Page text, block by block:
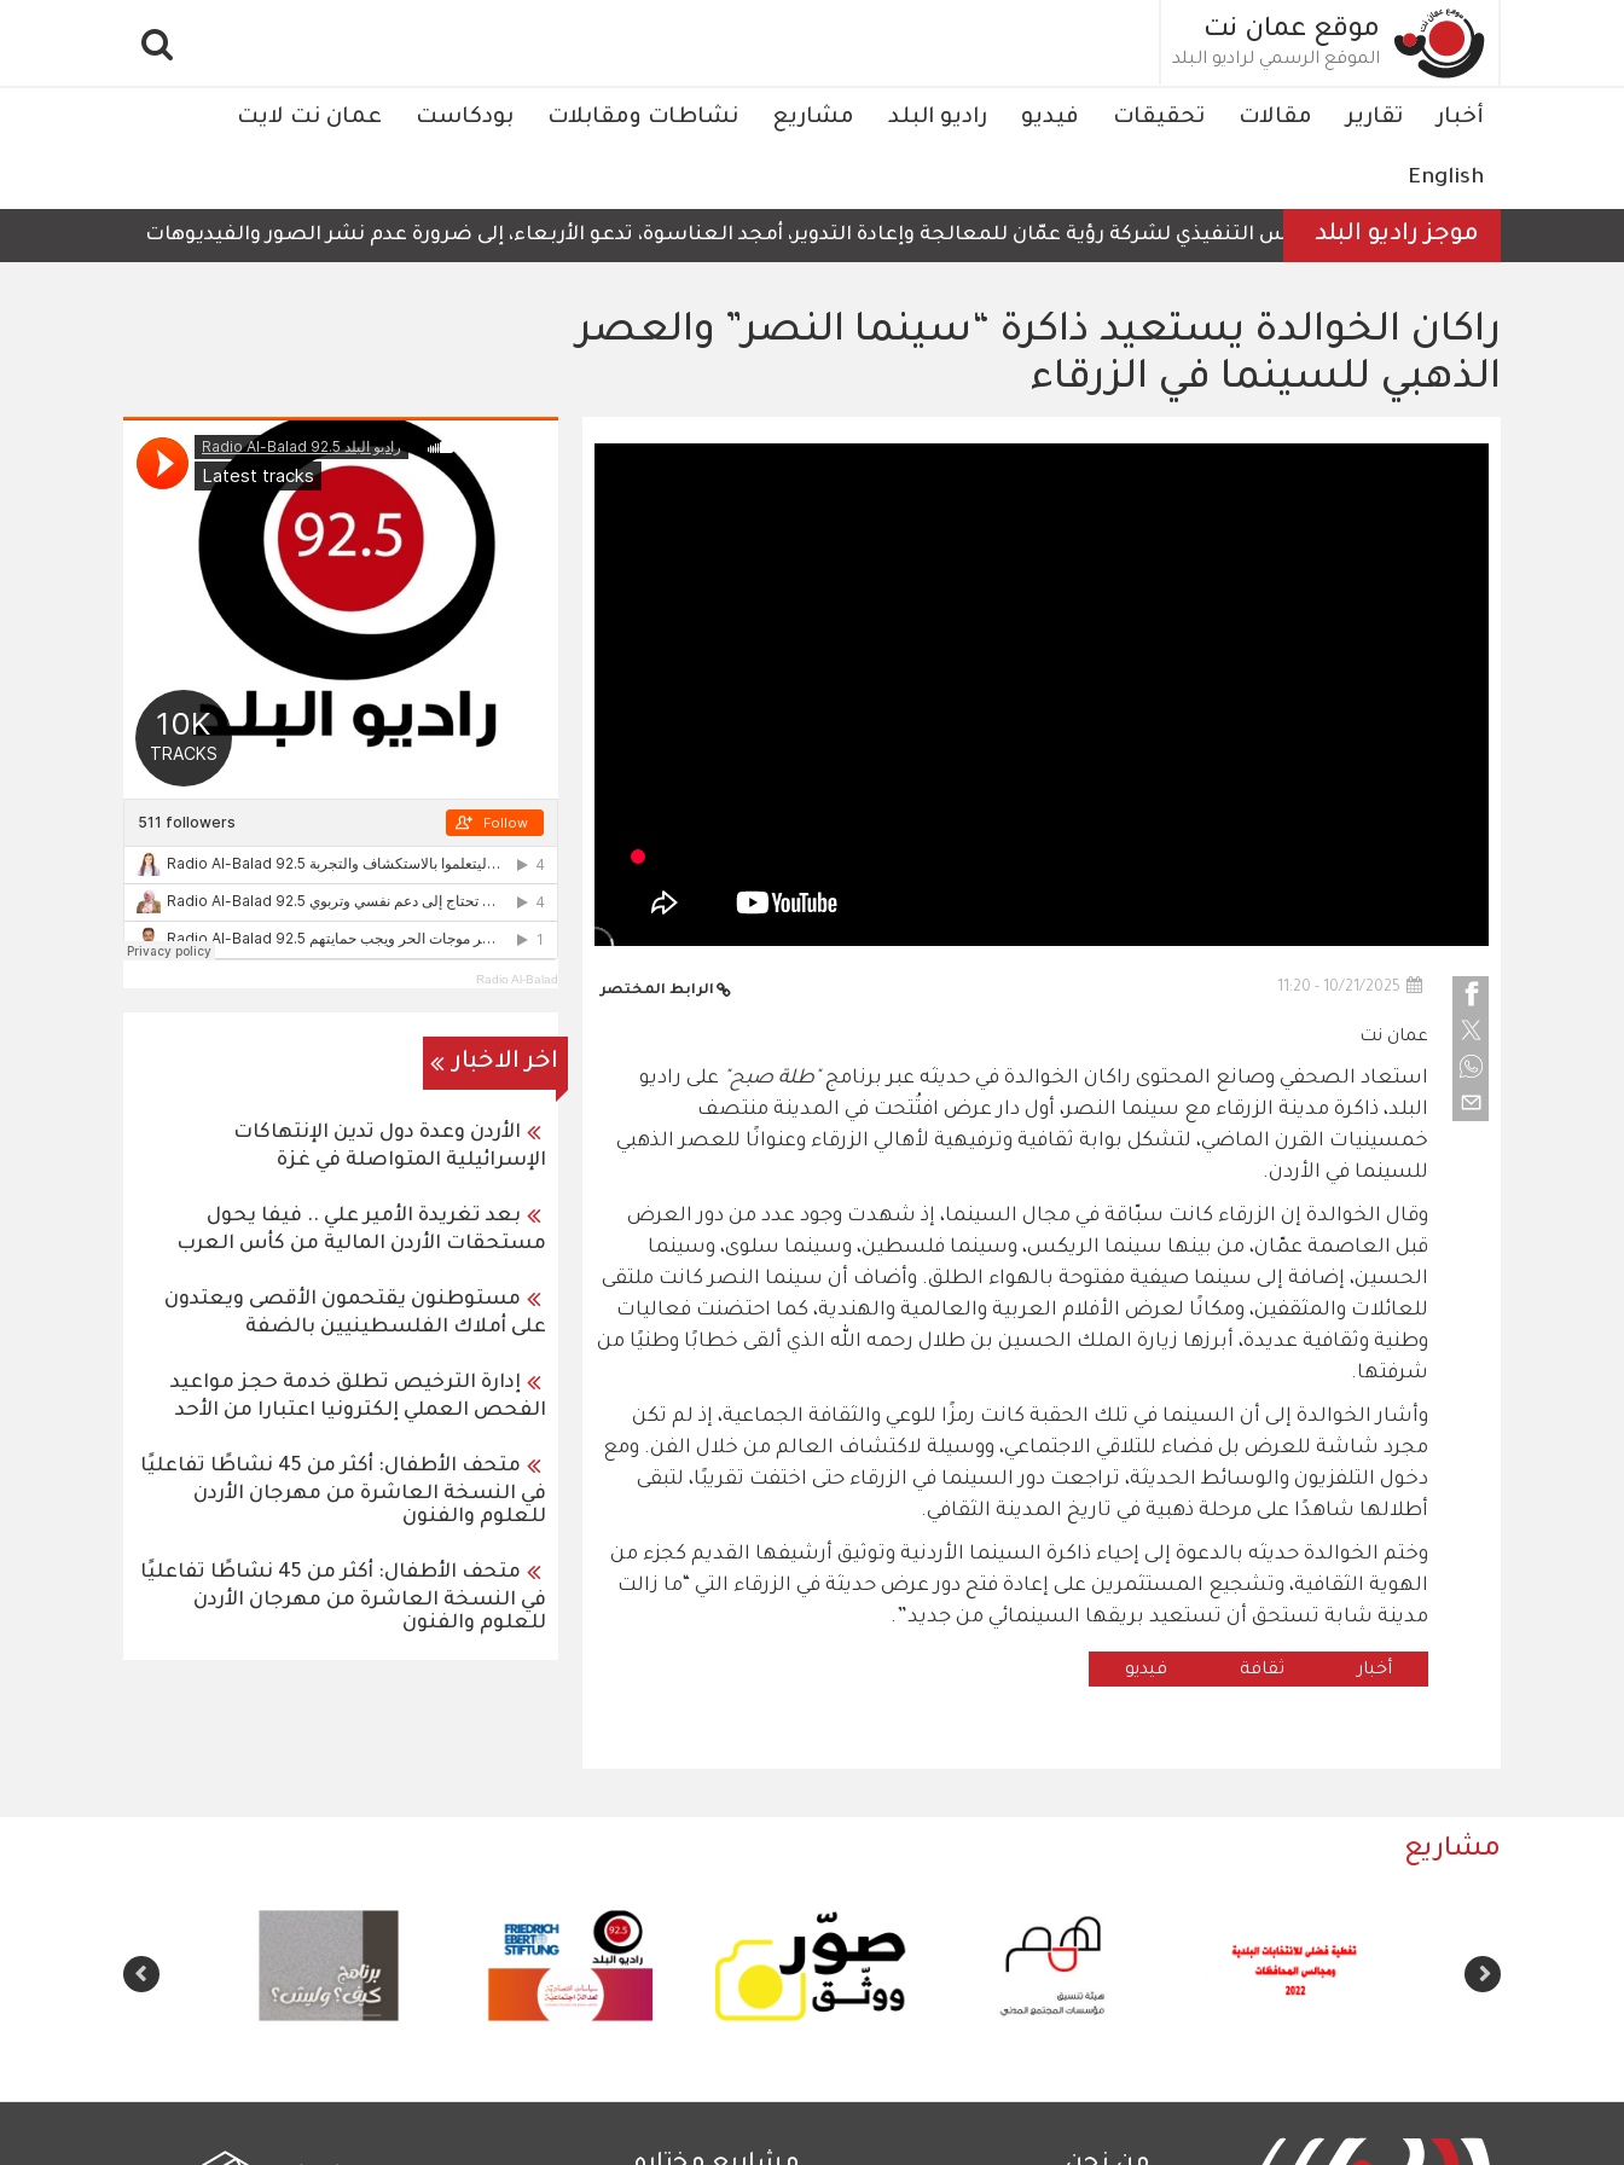
موقع عمان نت
الموقع الرسمي لراديو البلد
Main
أخبار تقارير مقالات تحقيقات فيديو راديو البلد مشاريع نشاطات ومقابلات بودكاست عمان نت لايت
English
موجز راديو البلدالرئيس التنفيذي لشركة رؤية عمّان للمعالجة وإعادة التدوير، أمجد العناسوة، تدعو الأربعاء، إلى ضرورة عدم نشر الصور والفيديوهات التي لا تحتوي
راكان الخوالدة يستعيد ذاكرة “سينما النصر” والعصر
الذهبي للسينما في الزرقاء
10/21/2025 - 11:20 الرابط المختصر
عمان نت
استعاد الصحفي وصانع المحتوى راكان الخوالدة في حديثه عبر برنامج"طلة صبح" على راديو
البلد، ذاكرة مدينة الزرقاء مع سينما النصر، أول دار عرض افتُتحت في المدينة منتصف
خمسينيات القرن الماضي، لتشكل بوابة ثقافية وترفيهية لأهالي الزرقاء وعنوانًا للعصر الذهبي
للسينما في الأردن.
وقال الخوالدة إن الزرقاء كانت سبّاقة في مجال السينما، إذ شهدت وجود عدد من دور العرض
قبل العاصمة عمّان، من بينها سينما الريكس، وسينما فلسطين، وسينما سلوى، وسينما
الحسين، إضافة إلى سينما صيفية مفتوحة بالهواء الطلق. وأضاف أن سينما النصر كانت ملتقى
للعائلات والمثقفين، ومكانًا لعرض الأفلام العربية والعالمية والهندية، كما احتضنت فعاليات
وطنية وثقافية عديدة، أبرزها زيارة الملك الحسين بن طلال رحمه الله الذي ألقى خطابًا وطنيًا من
شرفتها.
وأشار الخوالدة إلى أن السينما في تلك الحقبة كانت رمزًا للوعي والثقافة الجماعية، إذ لم تكن
مجرد شاشة للعرض بل فضاء للتلاقي الاجتماعي، ووسيلة لاكتشاف العالم من خلال الفن. ومع
دخول التلفزيون والوسائط الحديثة، تراجعت دور السينما في الزرقاء حتى اختفت تقريبًا، لتبقى
أطلالها شاهدًا على مرحلة ذهبية في تاريخ المدينة الثقافي.
وختم الخوالدة حديثه بالدعوة إلى إحياء ذاكرة السينما الأردنية وتوثيق أرشيفها القديم كجزء من
الهوية الثقافية، وتشجيع المستثمرين على إعادة فتح دور عرض حديثة في الزرقاء التي “ما زالت
مدينة شابة تستحق أن تستعيد بريقها السينمائي من جديد”.
أخبار ثقافة فيديو
Radio Al-Balad
اخر الاخبار
الأردن وعدة دول تدين الإنتهاكات
الإسرائيلية المتواصلة في غزة
بعد تغريدة الأمير علي .. فيفا يحول
مستحقات الأردن المالية من كأس العرب
مستوطنون يقتحمون الأقصى ويعتدون
على أملاك الفلسطينيين بالضفة
إدارة الترخيص تطلق خدمة حجز مواعيد
الفحص العملي إلكترونيا اعتبارا من الأحد
متحف الأطفال: أكثر من 45 نشاطًا تفاعليًا
في النسخة العاشرة من مهرجان الأردن
للعلوم والفنون
متحف الأطفال: أكثر من 45 نشاطًا تفاعليًا
في النسخة العاشرة من مهرجان الأردن
للعلوم والفنون
مشاريع